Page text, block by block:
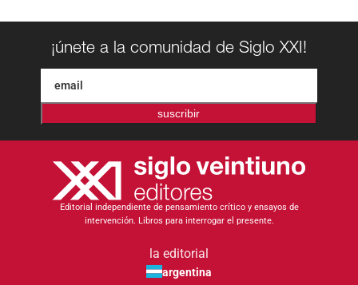
¡únete a la comunidad de Siglo XXI!
suscribir
Editorial independiente de pensamiento crítico y ensayos de
intervención. Libros para interrogar el presente.
la editorial
argentina